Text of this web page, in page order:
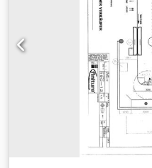
(Kurzfassung): Pos. 1
Kreisfoerderer,
Stopstationen, Traversen,
Flutanlage: flowcomat II-P
Vorbehandlung. Pos. 3
elektrostatische Airless-
automatischen
Mechanische Hubgeraete
mm. Pos. 5
Farbversorgung, isolierte
Farbumschaltung,